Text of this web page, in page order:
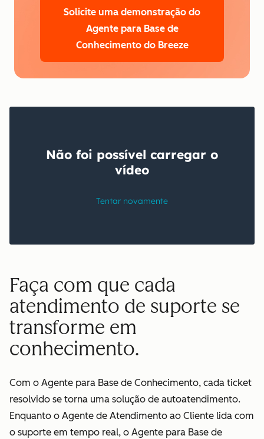
Solicite uma demonstração do
Agente para Base de
Conhecimento do Breeze
Faça com que cada
atendimento de suporte se
transforme em
conhecimento.
Com o Agente para Base de Conhecimento, cada ticket
resolvido se torna uma solução de autoatendimento.
Enquanto o Agente de Atendimento ao Cliente lida com
o suporte em tempo real, o Agente para Base de